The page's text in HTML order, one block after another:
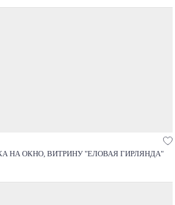
НА ОКНО, ВИТРИНУ "ЕЛОВАЯ ГИРЛЯНДА"